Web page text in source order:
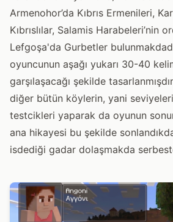
Armenohor’da Kıbrıs Ermenileri,
Kıbrıslılar, Salamis Harabeleri’nin
Lefgoşa'da Gurbetler
oyuncunun aşağı yukarı 30-40
garşılaşacağı şekilde
diğer bütün köylerin, yani
testcikleri yaparak da oyunun
ana hikayesi bu şekilde
isdediği gadar dolaşmakda